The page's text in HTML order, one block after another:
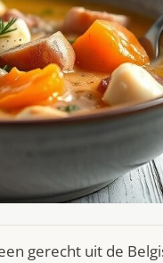
gerecht uit de